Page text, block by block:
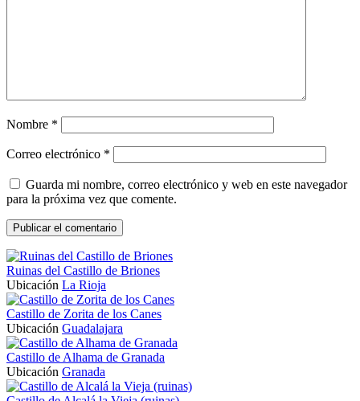
Nombre *
Correo electrónico *
Guarda mi nombre, correo electrónico y web en este navegador
para la próxima vez que comente.
Ruinas del Castillo de Briones
Ubicación La Rioja
Castillo de Zorita de los Canes
Ubicación Guadalajara
Castillo de Alhama de Granada
Ubicación Granada